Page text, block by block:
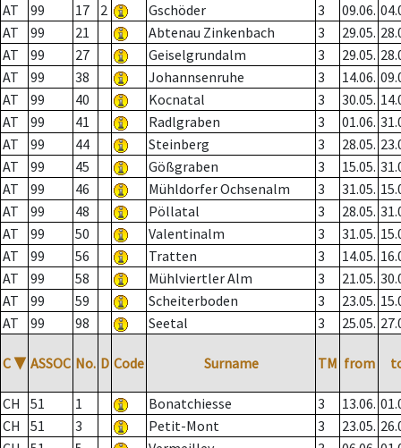
AT
99 17 2 Gschöder 3 09.06.
AT
99 21 Abtenau Zinkenbach 3 29.05.
AT
99 27 Geiselgrundalm 3 29.05.
AT
99 38 Johannsenruhe 3 14.06.
AT
99 40 Kocnatal 3 30.05.
AT
99 41 Radlgraben 3 01.06.
AT
99 44 Steinberg 3 28.05.
AT
99 45 Gößgraben 3 15.05.
AT
99 46 Mühldorfer Ochsenalm 3 31.05.
AT
99 48 Pöllatal 3 28.05.
AT
99 50 Valentinalm 3 31.05.
AT
99 56 Tratten 3 14.05.
AT
99 58 Mühlviertler Alm 3 21.05.
AT
99 59 Scheiterboden 3 23.05.
AT
99 98 Seetal 3 25.05.
C ▼ ASSOC No. D Code Surname TM from
CH 51 1 Bonatchiesse 3 13.06.
CH
51 3 Petit-Mont 3 23.05.